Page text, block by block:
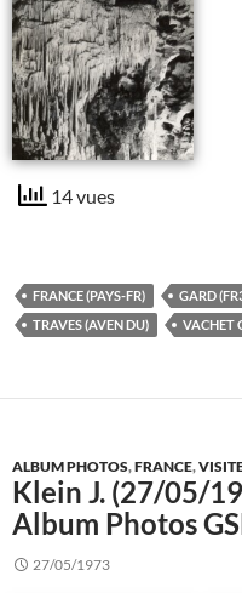
14 vues
FRANCE (PAYS-FR) GARD
TRAVES (AVEN DU)
VACHET
ALBUM PHOTOS,FRANCE,
Klein J. (27/05/
Album Photos
27/05/1973